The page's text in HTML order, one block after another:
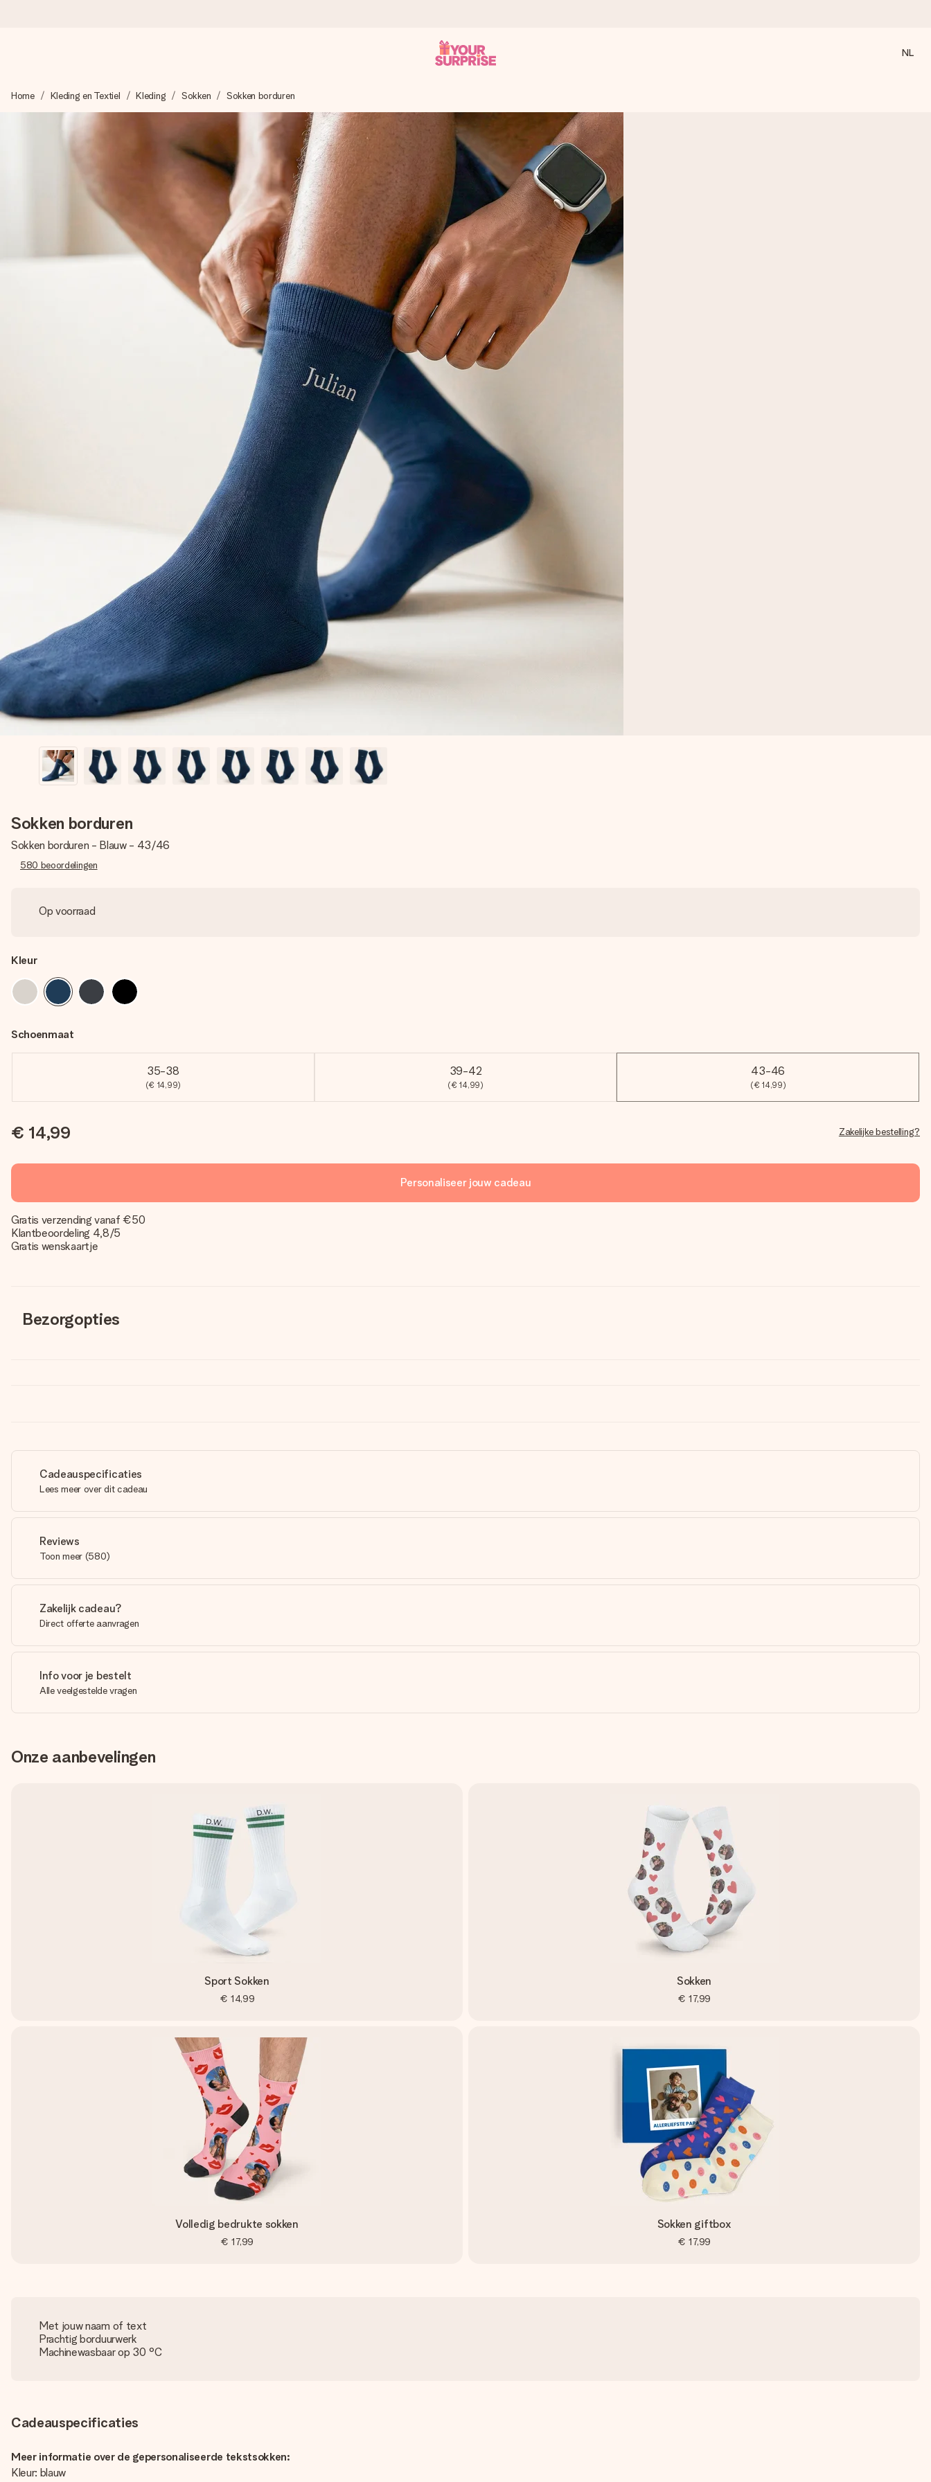
We maken jouw cadeau met zorg en zorgen dat het razendsnel onderweg is - zodat jij kunt geven op precies het juiste moment, wanneer het het meeste betekent.
4,8 (gebaseerd op +8.000 reviews)
Onze cadeaus worden gewaardeerd. Klanten beoordelen ons met een 4,7 op Google Reviews
Gratis wenskaartje
Je maakt in een paar stappen iets unieks – met haar naam, jullie foto of een boodschap die raakt. Zonder gedoe, maar met alle aandacht voor het moment.
NL
Home Kleding en Textiel Kleding Sokken Sokken borduren
Sokken borduren
Sokken borduren - Blauw - 43/46
580 beoordelingen
Op voorraad
Kleur
Schoenmaat
35-38
(€ 14,99)
39-42
(€ 14,99)
43-46
(€ 14,99)
€ 14,99 Zakelijke bestelling?
Personaliseer jouw cadeau
Gratis verzending vanaf €50
Klantbeoordeling 4,8/5
Gratis wenskaartje
Bezorgopties
Cadeauspecificaties
Lees meer over dit cadeau
Reviews
Toon meer (580)
Zakelijk cadeau?
Direct offerte aanvragen
Info voor je bestelt
Alle veelgestelde vragen
Onze aanbevelingen
Sport Sokken
€ 14,99
Sokken
€ 17,99
Volledig bedrukte sokken
€ 17,99
Sokken giftbox
€ 17,99
Met jouw naam of text
Prachtig borduurwerk
Machinewasbaar op 30 °C
Cadeauspecificaties
Meer informatie over de gepersonaliseerde tekstsokken:
Kleur: blauw